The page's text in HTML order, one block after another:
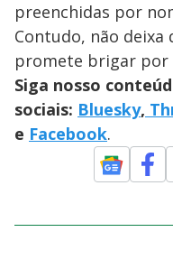
preenchidas por
Contudo, não
promete brigar por
Siga nosso
sociais: Bluesky,
e Facebook.